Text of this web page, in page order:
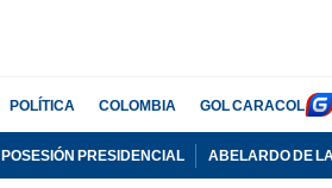
POLÍTICA COLOMBIA GOL CARACOL
POSESIÓN PRESIDENCIAL ABELARDO DE